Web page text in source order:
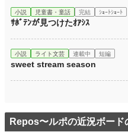
小説 児童書・童話 完結 ｼｮｰﾄｼｮｰﾄ
ｻﾎﾞﾃﾝが見つけたｵｱｼｽ
小説 ライト文芸 連載中 短編
sweet stream season
Repos〜ルポの近況ボード